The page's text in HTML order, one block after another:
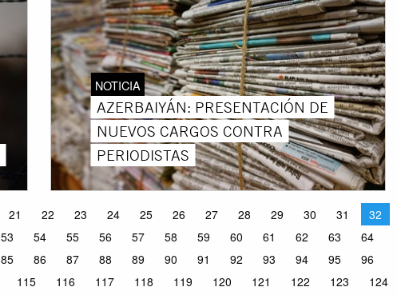
NOTICIA
AZERBAIYÁN: PRESENTACIÓN DE
NUEVOS CARGOS CONTRA
PERIODISTAS
21 22 23 24 25 26 27 28 29 30 31
32
53 54 55 56 57 58 59 60 61 62 63
64
85 86 87 88 89 90 91 92 93 94 95
96
115 116 117 118 119 120 121 122 123
124